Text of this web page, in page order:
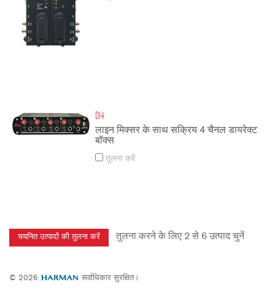
DI4
लाइन मिक्सर के साथ सक्रिय 4 चैनल डायरेक्ट
बॉक्स
तुलना करें
तुलना करने के लिए 2 से 6 उत्पाद चुनें
© 2026 सर्वाधिकार सुरक्षित।